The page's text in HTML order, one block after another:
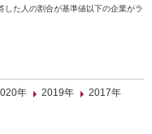
た人の割合が基準値以下の企業がラ
年 2019年
2017年